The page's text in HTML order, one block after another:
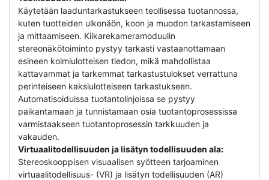
Käytetään laaduntarkastukseen teollisessa tuotannossa,
kuten tuotteiden ulkonäön, koon ja muodon tarkastamiseen
ja mittaamiseen. Kiikarekameramoduulin
stereonäkötoiminto pystyy tarkasti vastaanottamaan
esineen kolmiulotteisen tiedon, mikä mahdollistaa
kattavammat ja tarkemmat tarkastustulokset verrattuna
perinteiseen kaksiulotteiseen tarkastukseen.
Automatisoiduissa tuotantolinjoissa se pystyy
paikantamaan ja tunnistamaan osia tuotantoprosessissa
varmistaakseen tuotantoprosessin tarkkuuden ja
vakauden.
Virtuaalitodellisuuden ja lisätyn todellisuuden ala:
Stereoskooppisen visuaalisen syötteen tarjoaminen
virtuaalitodellisuus- (VR) ja lisätyn todellisuuden (AR)